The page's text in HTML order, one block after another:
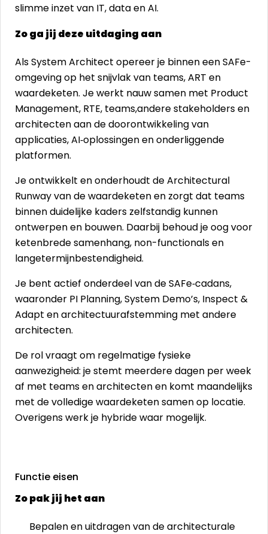
slimme inzet van IT, data en AI.
Zo ga jij deze uitdaging aan
Als System Architect opereer je binnen een SAFe-
omgeving op het snijvlak van teams, ART en
waardeketen. Je werkt nauw samen met Product
Management, RTE, teams,andere stakeholders en
architecten aan de doorontwikkeling van
applicaties, AI‑oplossingen en onderliggende
platformen.
Je ontwikkelt en onderhoudt de Architectural
Runway van de waardeketen en zorgt dat teams
binnen duidelijke kaders zelfstandig kunnen
ontwerpen en bouwen. Daarbij behoud je oog voor
ketenbrede samenhang, non-functionals en
langetermijnbestendigheid.
Je bent actief onderdeel van de SAFe‑cadans,
waaronder PI Planning, System Demo’s, Inspect &
Adapt en architectuurafstemming met andere
architecten.
De rol vraagt om regelmatige fysieke
aanwezigheid: je stemt meerdere dagen per week
af met teams en architecten en komt maandelijks
met de volledige waardeketen samen op locatie.
Overigens werk je hybride waar mogelijk.
Functie eisen
Zo pak jij het aan
Bepalen en uitdragen van de architecturale